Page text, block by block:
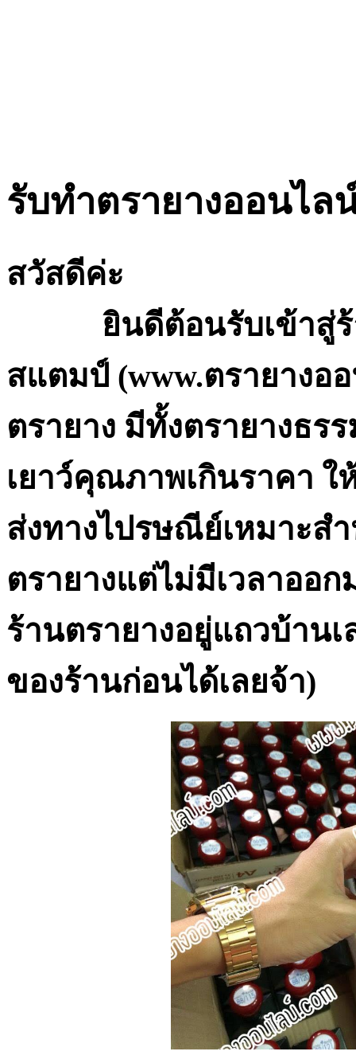
รับทำตรายางออนไล
สวัสดีค่ะ
ยินดีต้อนรับเข้าสู่ร้า
สแตมป์ (www.ตรายางอ
ตรายาง มีทั้งตรายางธร
เยาว์คุณภาพเกินราคา
ส่งทางไปรษณีย์เหมาะส
ตรายางแต่ไม่มีเวลาออ
ร้านตรายางอยู่แถวบ้าน
ของร้านก่อนได้เลยจ้า)